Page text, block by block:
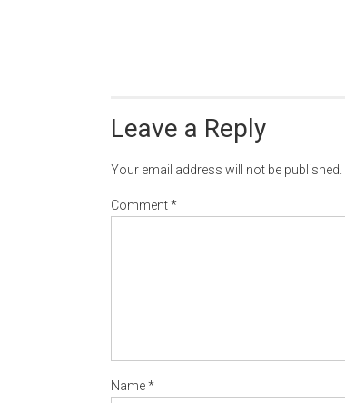
Leave a Reply
Your email address will not be published.
Comment*
Name*